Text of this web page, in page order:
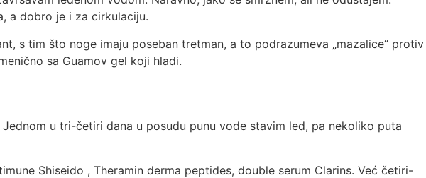
a dobro je i za cirkulaciju.
s tim što noge imaju poseban tretman, a to podrazumeva „mazalice“ protiv
sa Guamov gel koji hladi.
u tri-četiri dana u posudu punu vode stavim led, pa nekoliko puta
Shiseido , Theramin derma peptides, double serum Clarins. Već četiri-